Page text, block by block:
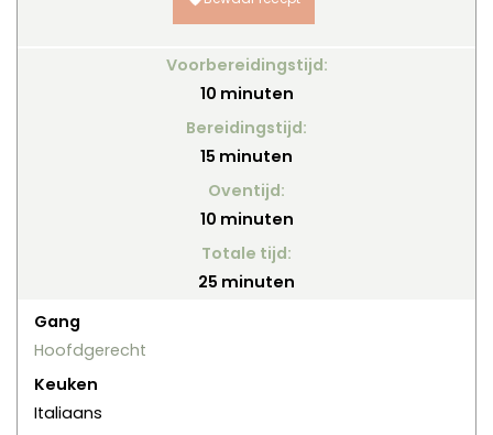
Voorbereidingstijd:
10minuten
minuten
Bereidingstijd:
15 minuten
minuten
Oventijd:
10minuten
minuten
Totale tijd:
25 minuten
minuten
Gang
Hoofdgerecht
Keuken
Italiaans